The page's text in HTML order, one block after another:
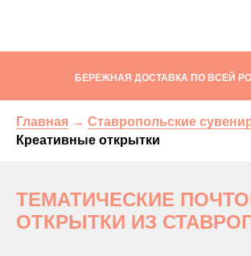
БЕРЕЖНАЯ ДОСТАВКА ПО ВСЕЙ
Главная → Ставропольские
Креативные открытки
ТЕМАТИЧЕСКИЕ
ОТКРЫТКИ ИЗ